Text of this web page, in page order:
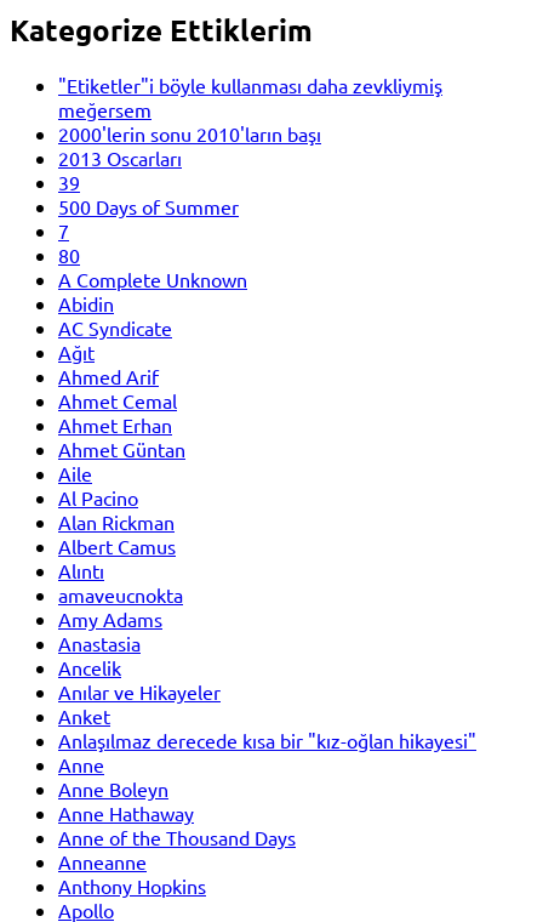
Kategorize Ettiklerim
"Etiketler"i böyle kullanması daha zevkliymiş
meğersem
2000'lerin sonu 2010'ların başı
2013 Oscarları
39
500 Days of Summer
7
80
A Complete Unknown
Abidin
AC Syndicate
Ağıt
Ahmed Arif
Ahmet Cemal
Ahmet Erhan
Ahmet Güntan
Aile
Al Pacino
Alan Rickman
Albert Camus
Alıntı
amaveucnokta
Amy Adams
Anastasia
Ancelik
Anılar ve Hikayeler
Anket
Anlaşılmaz derecede kısa bir "kız-oğlan hikayesi"
Anne
Anne Boleyn
Anne Hathaway
Anne of the Thousand Days
Anneanne
Anthony Hopkins
Apollo